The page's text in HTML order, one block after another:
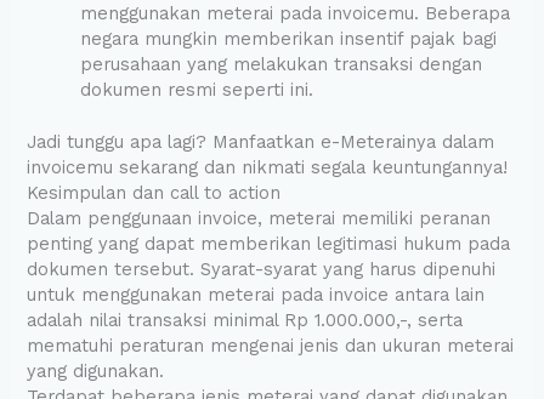
menggunakan meterai pada invoicemu. Beberapa
negara mungkin memberikan insentif pajak bagi
perusahaan yang melakukan transaksi dengan
dokumen resmi seperti ini.
Jadi tunggu apa lagi? Manfaatkan e-Meterainya dalam
invoicemu sekarang dan nikmati segala keuntungannya!
Kesimpulan dan call to action
Dalam penggunaan invoice, meterai memiliki peranan
penting yang dapat memberikan legitimasi hukum pada
dokumen tersebut. Syarat-syarat yang harus dipenuhi
untuk menggunakan meterai pada invoice antara lain
adalah nilai transaksi minimal Rp 1.000.000,-, serta
mematuhi peraturan mengenai jenis dan ukuran meterai
yang digunakan.